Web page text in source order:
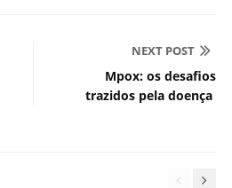
NEXT POST
Mpox: os desafios
trazidos pela doença